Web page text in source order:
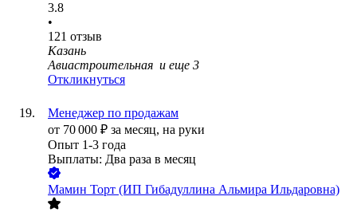
3.8
•
121 отзыв
Казань
Авиастроительная и еще 3
Откликнуться
Менеджер по продажам
от 70 000 ₽ за месяц, на руки
Опыт 1-3 года
Выплаты: Два раза в месяц
Мамин Торт (ИП Гибадуллина Альмира Ильдаровна)